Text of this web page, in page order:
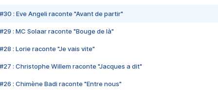
#30 : Eve Angeli raconte "Avant de partir"
#29 : MC Solaar raconte "Bouge de là"
#28 : Lorie raconte "Je vais vite"
#27 : Christophe Willem raconte "Jacques a dit"
#26 : Chimène Badi raconte "Entre nous"